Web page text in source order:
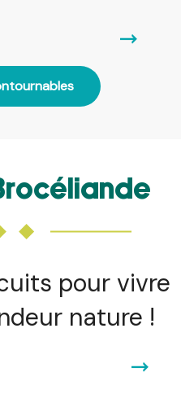
pour vivre
nature !
et forêts profondes :